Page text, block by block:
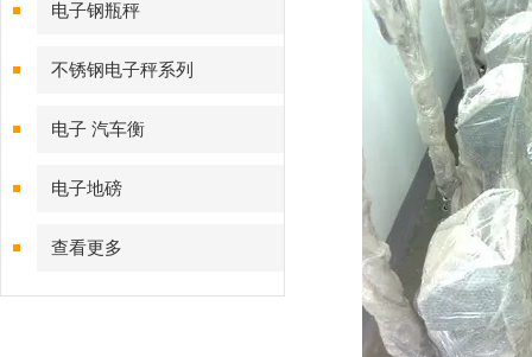
电子钢瓶秤
不锈钢电子秤系列
电子 汽车衡
电子地磅
查看更多